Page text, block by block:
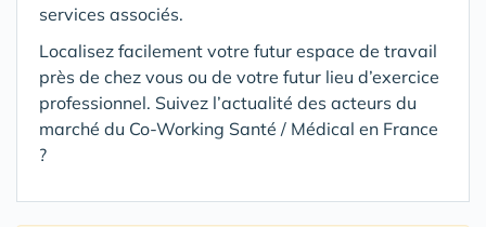
services associés.
Localisez facilement votre futur espace de travail
près de chez vous ou de votre futur lieu d’exercice
professionnel. Suivez l’actualité des acteurs du
marché du Co-Working Santé / Médical en France
?